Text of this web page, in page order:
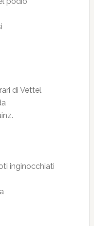
di Vettel
inginocchiati